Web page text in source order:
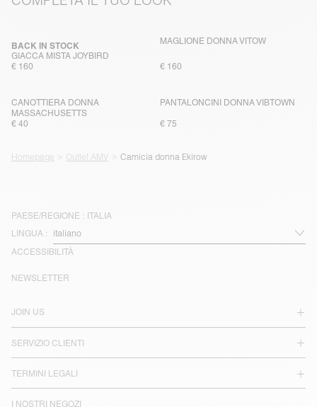
GIACCA MISTA JOYBIRD
BACK IN STOCK
€ 160
MAGLIONE DONNA VITOW
€ 160
CANOTTIERA DONNA
MASSACHUSETTS
€ 40
PANTALONCINI DONNA VIBTOWN
€ 75
Homepage Outlet AMV Camicia donna Ekirow
PAESE/REGIONE : ITALIA
LINGUA :
ACCESSIBILITÀ
JOIN US
SERVIZIO CLIENTI
TERMINI LEGALI
I NOSTRI NEGOZI
NEWSLETTER